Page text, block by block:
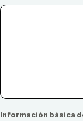
Información básica